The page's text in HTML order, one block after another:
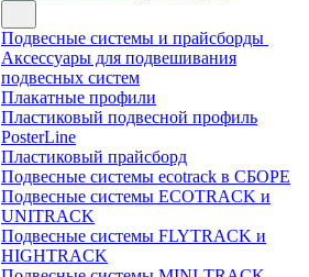
Подвесные системы и прайсборды
Аксессуары для подвешивания
подвесных систем
Плакатные профили
Пластиковый подвесной профиль
PosterLine
Пластиковый прайсборд
Подвесные системы ecotrack в СБОРЕ
Подвесные системы ECOTRACK и
UNITRACK
Подвесные системы FLYTRACK и
HIGHTRACK